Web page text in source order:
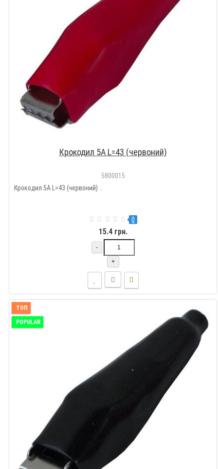
Крокодил 5A L=43 (червоний)
5800015
Крокодил 5A L=43 (червоний) ..
0
15.4 грн.
-
+
ТОП
POPULAR